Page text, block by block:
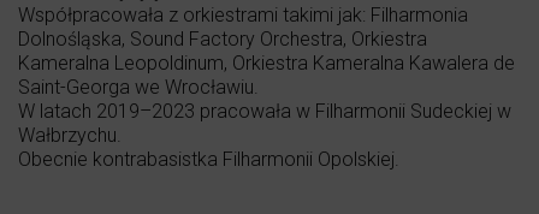
Współpracowała z orkiestrami takimi jak: Filharmonia
Dolnośląska, Sound Factory Orchestra, Orkiestra
Kameralna Leopoldinum, Orkiestra Kameralna Kawalera de
Saint-Georga we Wrocławiu.
W latach 2019–2023 pracowała w Filharmonii Sudeckiej w
Wałbrzychu.
Obecnie kontrabasistka Filharmonii Opolskiej.